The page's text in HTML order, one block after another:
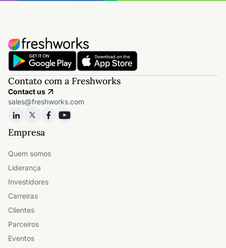
Contato com a Freshworks
Contact us
sales@freshworks.com
Empresa
Quem somos
Liderança
Investidores
Carreiras
Clientes
Parceiros
Eventos